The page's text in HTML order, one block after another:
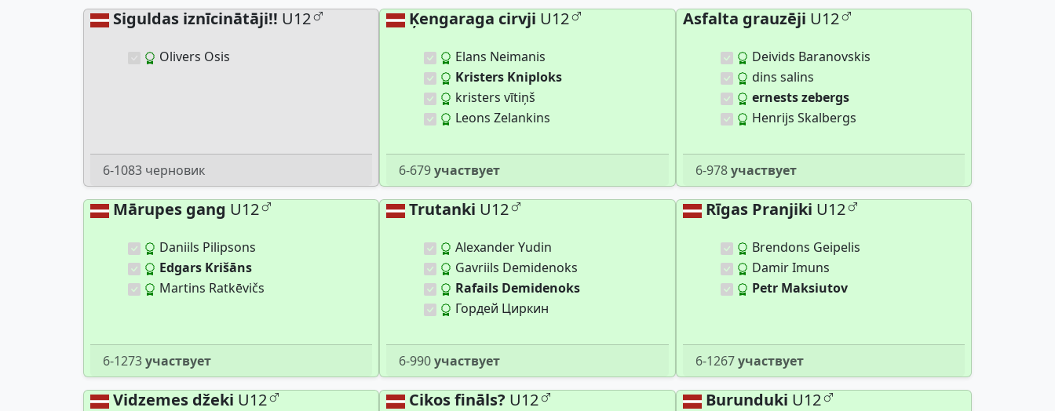
Siguldas iznīcinātāji!! U12
Olivers Osis
6-1083 черновик
Ķengaraga cirvji U12
Elans Neimanis
Kristers Kniploks
kristers vītiņš
Leons Zelankins
6-679участвует
Asfalta grauzēji U12
Deivids Baranovskis
dins salins
ernests zebergs
Henrijs Skalbergs
6-978участвует
Mārupes gang U12
Daniils Pilipsons
Edgars Krišāns
Martins Ratkēvičs
6-1273участвует
Trutanki U12
Alexander Yudin
Gavriils Demidenoks
Rafails Demidenoks
Гордей Циркин
6-990участвует
Rīgas Pranjiki U12
Brendons Geipelis
Damir Imuns
Petr Maksiutov
6-1267участвует
Vidzemes džeki U12 Cikos fināls? U12 Burunduki U12